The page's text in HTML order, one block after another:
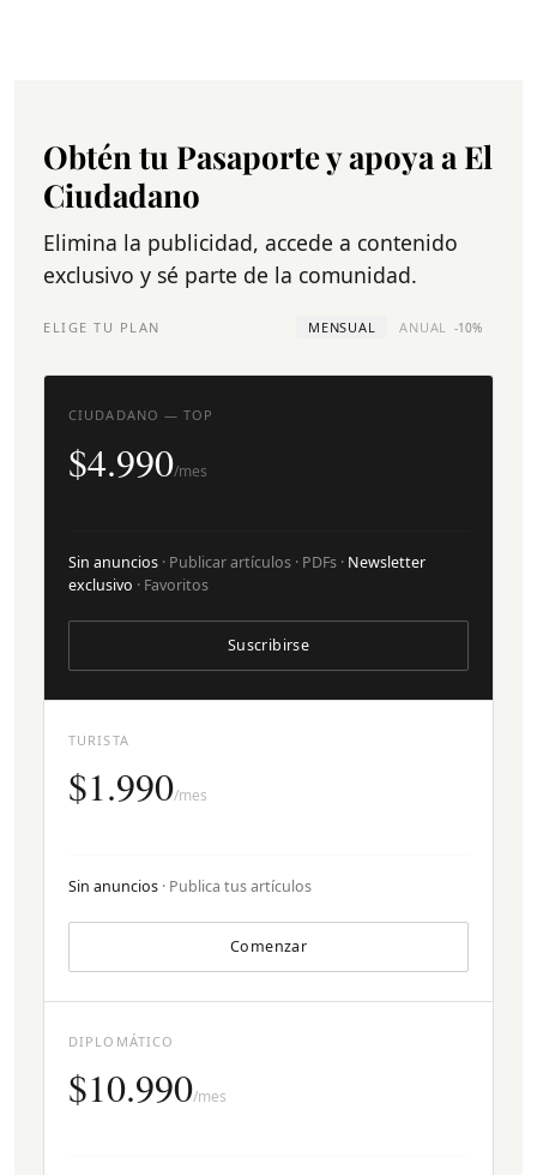
Obtén tu Pasaporte y apoya a El
Ciudadano
Elimina la publicidad, accede a contenido
exclusivo y sé parte de la comunidad.
ELIGE TU PLAN MENSUAL ANUAL -10%
TURISTA
$1.990/mes
Sin anuncios · Publica tus artículos
Comenzar
CIUDADANO — TOP
$4.990/mes
Sin anuncios · Publicar artículos · PDFs · Newsletter
exclusivo · Favoritos
Suscribirse
DIPLOMÁTICO
$10.990/mes